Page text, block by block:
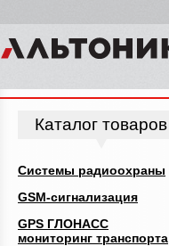
Каталог товаров
Системы радиоохраны
GSM-сигнализация
GPS ГЛОНАСС
мониторинг транспорта